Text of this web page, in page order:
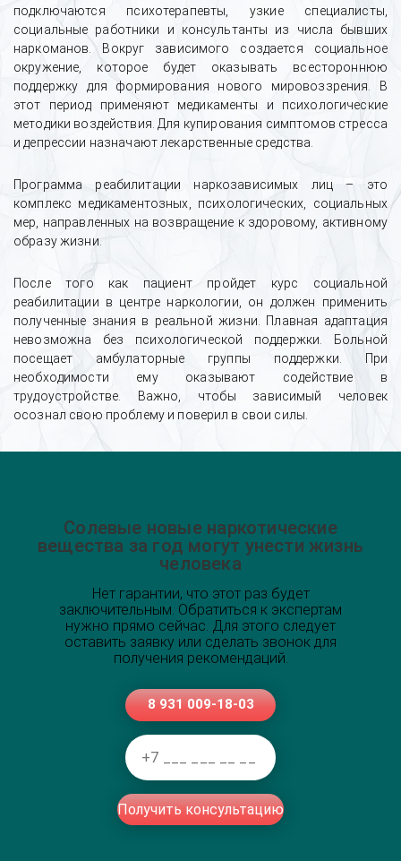
подключаются психотерапевты, узкие специалисты,
социальные работники и консультанты из числа бывших
наркоманов. Вокруг зависимого создается социальное
окружение, которое будет оказывать всестороннюю
поддержку для формирования нового мировоззрения. В
этот период применяют медикаменты и психологические
методики воздействия. Для купирования симптомов стресса
и депрессии назначают лекарственные средства.
Программа реабилитации наркозависимых лиц – это
комплекс медикаментозных, психологических, социальных
мер, направленных на возвращение к здоровому, активному
образу жизни.
После того как пациент пройдет курс социальной
реабилитации в центре наркологии, он должен применить
полученные знания в реальной жизни. Плавная адаптация
невозможна без психологической поддержки. Больной
посещает амбулаторные группы поддержки. При
необходимости ему оказывают содействие в
трудоустройстве. Важно, чтобы зависимый человек
осознал свою проблему и поверил в свои силы.
Солевые новые наркотические
вещества за год могут унести жизнь
человека
Нет гарантии, что этот раз будет
заключительным. Обратиться к экспертам
нужно прямо сейчас. Для этого следует
оставить заявку или сделать звонок для
получения рекомендаций.
8 931 009-18-03
Получить консультацию